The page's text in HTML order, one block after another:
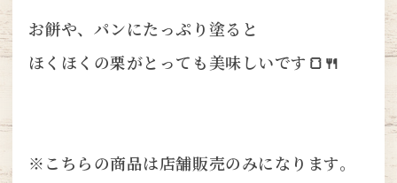
お餅や、パンにたっぷり塗ると
ほくほくの栗がとっても美味しいです🍞🍴
※こちらの商品は店舗販売のみになります。